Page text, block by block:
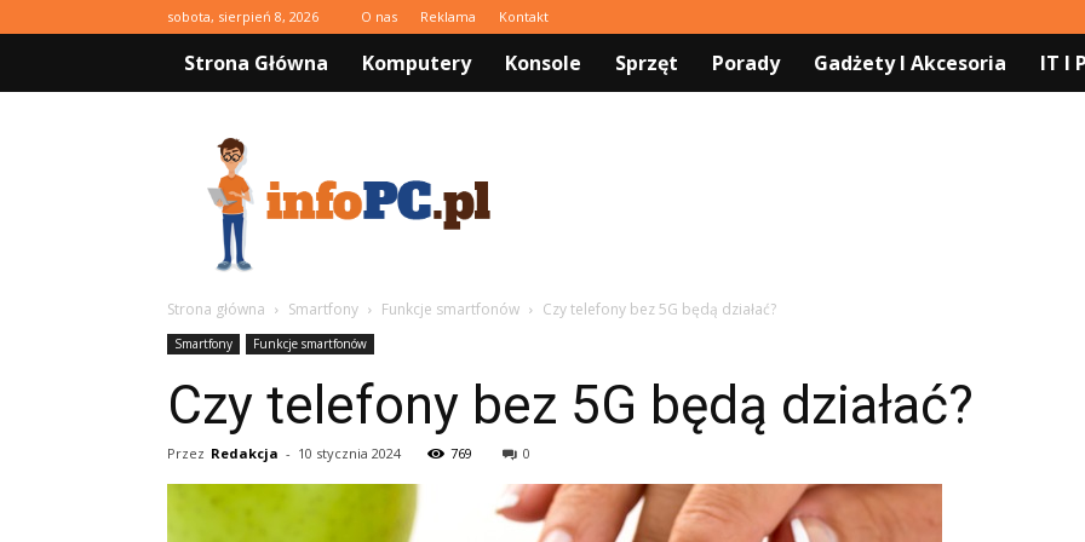
sobota, sierpień 8, 2026 O nas Reklama Kontakt
Strona Główna Komputery Konsole Sprzęt Porady Gadżety I Akcesoria IT I
infoPC.pl
Strona główna Smartfony Funkcje smartfonów Czy telefony bez 5G będą działać?
Smartfony Funkcje smartfonów
Czy telefony bez 5G będą działać?
Przez Redakcja - 10 stycznia 2024 769 0